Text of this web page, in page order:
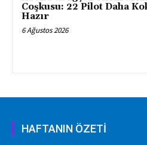
Coşkusu: 22 Pilot Daha
Hazır
6 Ağustos 2026
HAFTANIN ÖZETİ